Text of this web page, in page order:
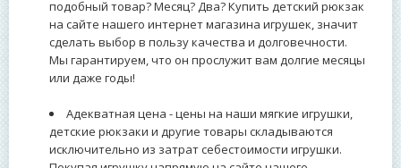
подобный товар? Месяц? Два? Купить детский рюкзак
на сайте нашего интернет магазина игрушек, значит
сделать выбор в пользу качества и долговечности.
Мы гарантируем, что он прослужит вам долгие месяцы
или даже годы!
Адекватная цена - цены на наши мягкие игрушки,
детские рюкзаки и другие товары складываются
исключительно из затрат себестоимости игрушки.